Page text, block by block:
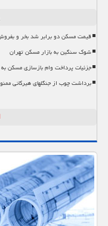
قیمت مسکن دو برابر شد بخر و
شوک سنگین به بازار مسکن تهران
جزئیات پرداخت وام بازسازی مسکن
برداشت چوب از جنگلهای هیرکانی